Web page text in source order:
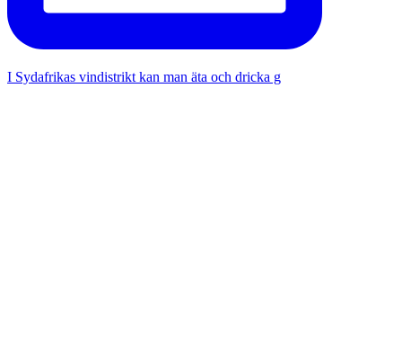
I Sydafrikas vindistrikt kan man äta och dricka g